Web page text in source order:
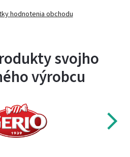
hodnotenia obchodu
svojho
výrobcu